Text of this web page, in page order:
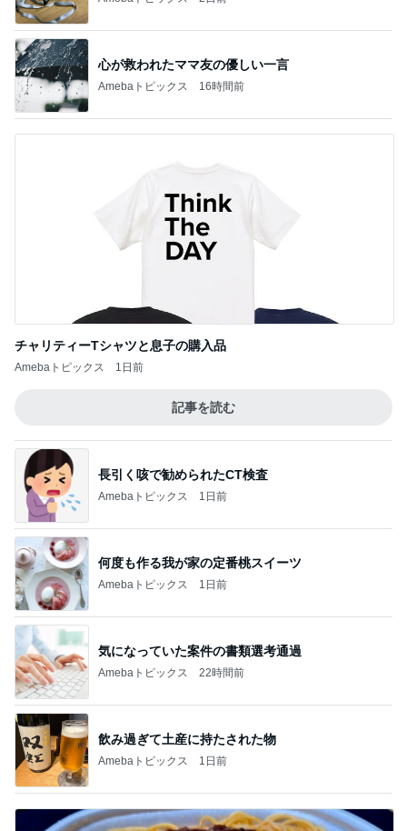
心が救われたママ友の優しい一言
Amebaトピックス 16時間前
チャリティーTシャツと息子の購入品
Amebaトピックス 1日前
記事を読む
長引く咳で勧められたCT検査
Amebaトピックス 1日前
何度も作る我が家の定番桃スイーツ
Amebaトピックス 1日前
気になっていた案件の書類選考通過
Amebaトピックス 22時間前
飲み過ぎて土産に持たされた物
Amebaトピックス 1日前